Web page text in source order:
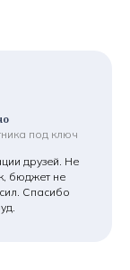
под ключ
друзей. Не
бюджет не
Спасибо